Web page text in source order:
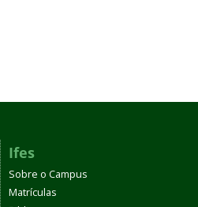
Ifes
Sobre o Campus
Matrículas